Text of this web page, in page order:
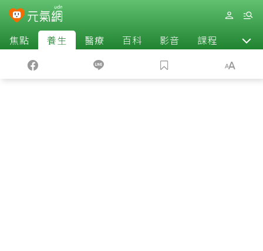
焦點 養生 醫療 百科 影音 課程 退休